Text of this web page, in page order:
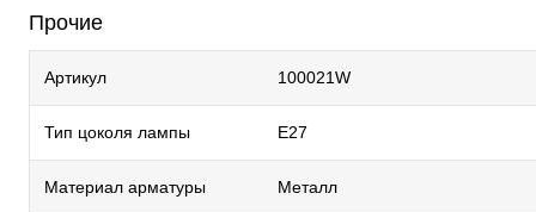
Прочие
Артикул 100021W
Тип цоколя лампы E27
Материал арматуры Металл